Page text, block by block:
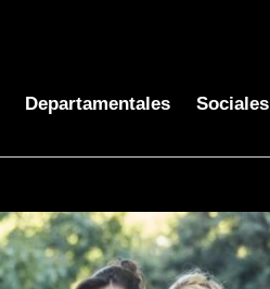
Departamentales Sociales